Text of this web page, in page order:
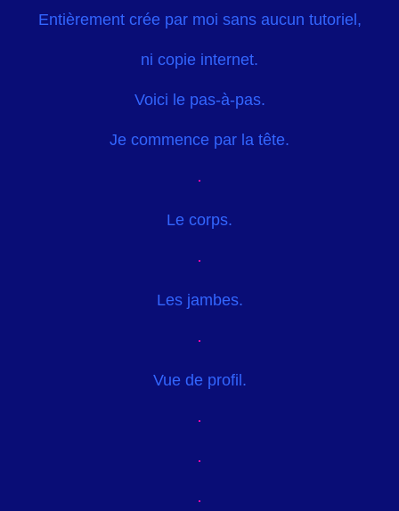
Entièrement crée par moi sans aucun tutoriel,
ni copie internet.
Voici le pas-à-pas.
Je commence par la tête.
Le corps.
Les jambes.
Vue de profil.